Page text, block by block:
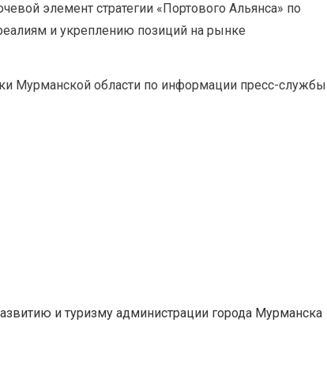
элемент стратегии «Портового Альянса» по
и укреплению позиций на рынке
Мурманской области по информации пресс-службы
и туризму администрации города Мурманска